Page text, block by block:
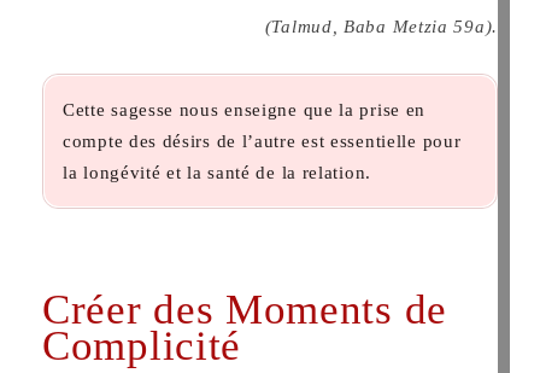
(Talmud, Baba Metzia 59a).
Cette sagesse nous enseigne que la prise en
compte des désirs de l’autre est essentielle pour
la longévité et la santé de la relation.
Créer des Moments de
Complicité